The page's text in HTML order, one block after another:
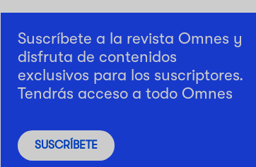
Suscríbete a la revista Omnes y
disfruta de contenidos
exclusivos para los suscriptores.
Tendrás acceso a todo Omnes
SUSCRÍBETE